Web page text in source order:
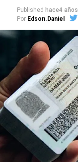
Published hace4 años
Por Edson.Daniel